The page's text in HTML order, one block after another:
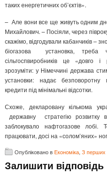
таких енергетичних об’єктів».
– Але вони все ще живуть одним
Михайлович. – Посіяли, через
скажімо, відгодували кабанчиків –
біогазова установка,
сільгоспвиробників це «довго
зрозуміти: у Німеччині держава
установки: надає безповоротну
кредити під мінімальні відсотки.
Схоже, декларовану кількома
державну стратегію розвитку
заблокувало нафтогазове
працювати, досі на «солом’яних»
Опубліковано вЕкономіка, З перших
Залишити відповідь